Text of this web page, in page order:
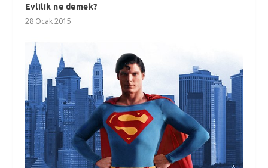
Evlilik ne demek?
28 Ocak 2015